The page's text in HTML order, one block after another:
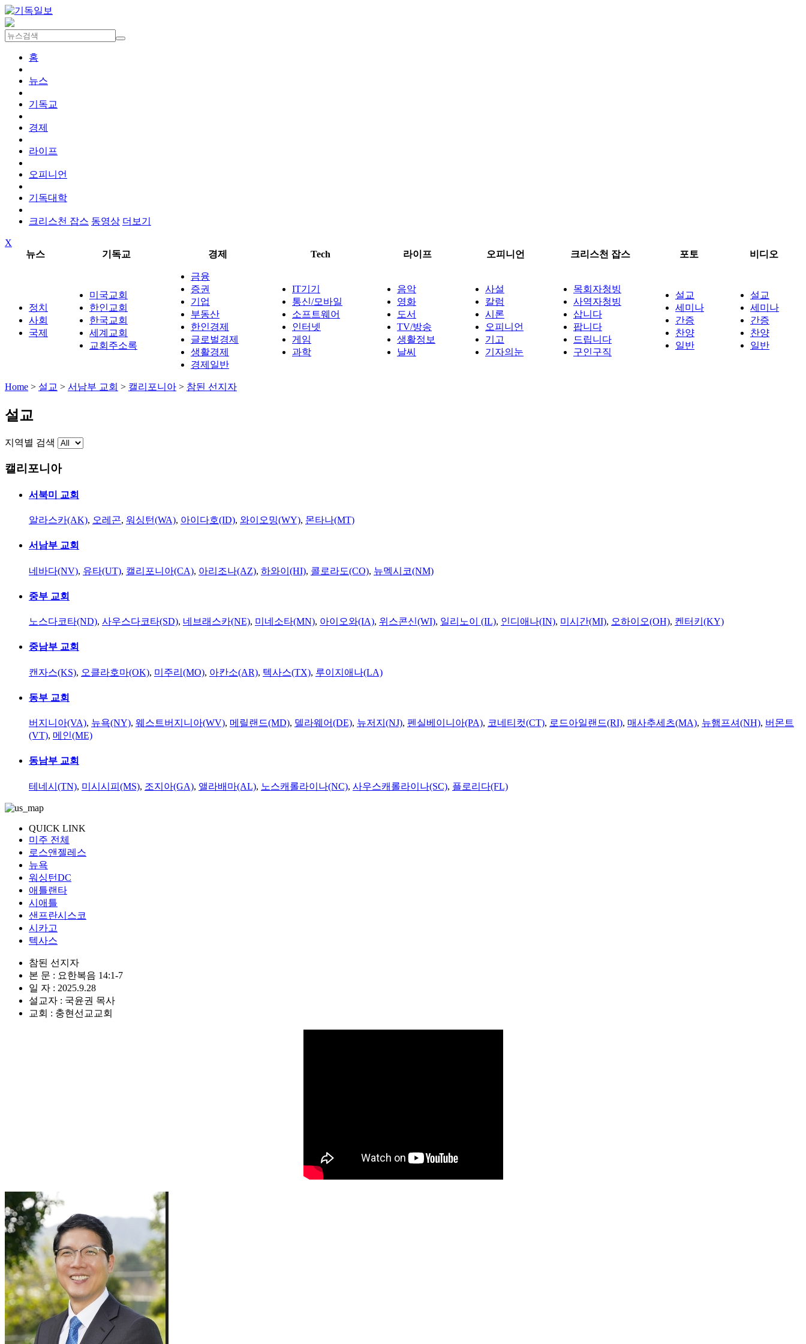
홈
뉴스
기독교
경제
라이프
오피니언
기독대학
크리스천 잡스 동영상 더보기
X
뉴스
기독교 경제 Tech 라이프 오피니언 크리스천 잡스 포토 비디오
정치
사회
국제
미국교회
한인교회
한국교회
세계교회
교회주소록
금융
증권
기업
부동산
한인경제
글로벌경제
생활경제
경제일반
IT기기
통신/모바일
소프트웨어
인터넷
게임
과학
음악
영화
도서
TV/방송
생활정보
날씨
사설
칼럼
시론
오피니언
기고
기자의눈
목회자청빙
사역자청빙
삽니다
팝니다
드립니다
구인구직
설교
세미나
간증
찬양
일반
설교
세미나
간증
찬양
일반
Home > 설교 > 서남부 교회 > 캘리포니아 > 참된 선지자
설교
지역별 검색
캘리포니아
서북미 교회
알라스카(AK), 오레곤, 워싱턴(WA), 아이다호(ID), 와이오밍(WY), 몬타나(MT)
서남부 교회
네바다(NV), 유타(UT), 캘리포니아(CA), 아리조나(AZ), 하와이(HI), 콜로라도(CO), 뉴멕시코(NM)
중부 교회
노스다코타(ND), 사우스다코타(SD), 네브래스카(NE), 미네소타(MN), 아이오와(IA), 위스콘신(WI), 일리노이 (IL), 인디애나(IN), 미시간(MI), 오하이오(OH), 켄터키(KY)
중남부 교회
캔자스(KS), 오클라호마(OK), 미주리(MO), 아칸소(AR), 텍사스(TX), 루이지애나(LA)
동부 교회
버지니아(VA), 뉴욕(NY), 웨스트버지니아(WV), 메릴랜드(MD), 델라웨어(DE), 뉴저지(NJ), 펜실베이니아(PA), 코네티컷(CT), 로드아일랜드(RI), 매사추세츠(MA), 뉴햄프셔(NH), 버몬트
(VT), 메인(ME)
동남부 교회
테네시(TN), 미시시피(MS), 조지아(GA), 앨라배마(AL), 노스캐롤라이나(NC), 사우스캐롤라이나(SC), 플로리다(FL)
QUICK LINK
미주 전체
로스앤젤레스
뉴욕
워싱턴DC
애틀랜타
시애틀
샌프란시스코
시카고
텍사스
참된 선지자
본 문 : 요한복음 14:1-7
일 자 : 2025.9.28
설교자 : 국윤권 목사
교회 : 충현선교교회